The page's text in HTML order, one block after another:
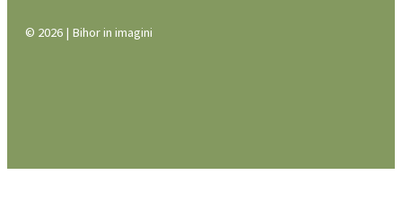
© 2026 | Bihor in imagini